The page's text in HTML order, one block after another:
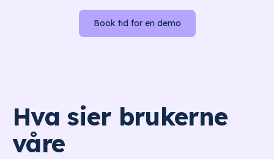
Book tid for en demo
Hva sier brukerne
våre